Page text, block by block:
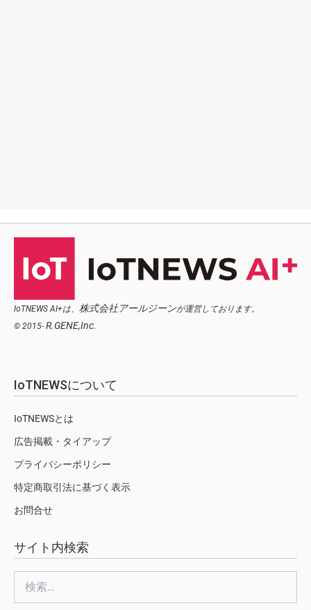
IoTNEWS AI+は、 株式会社アールジーンが運営しております。
© 2015- R.GENE,Inc.
IoTNEWSについて
IoTNEWSとは
広告掲載・タイアップ
プライバシーポリシー
特定商取引法に基づく表示
お問合せ
サイト内検索
索: